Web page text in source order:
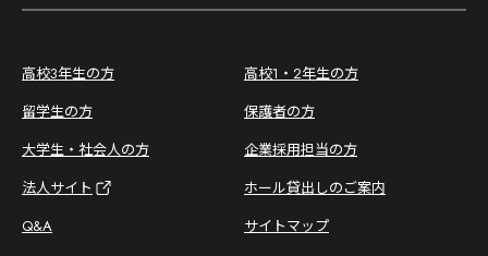
;
高校3年生の方
高校1・2年生の方
留学生の方
保護者の方
大学生・社会人の方
企業採用担当の方
法人サイト
ホール貸出しのご案内
Q&A
サイトマップ